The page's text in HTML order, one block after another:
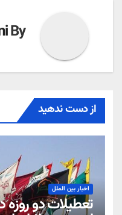
By
از دست ندهید
اخبار بین الملل
تعطیلات دو روزه